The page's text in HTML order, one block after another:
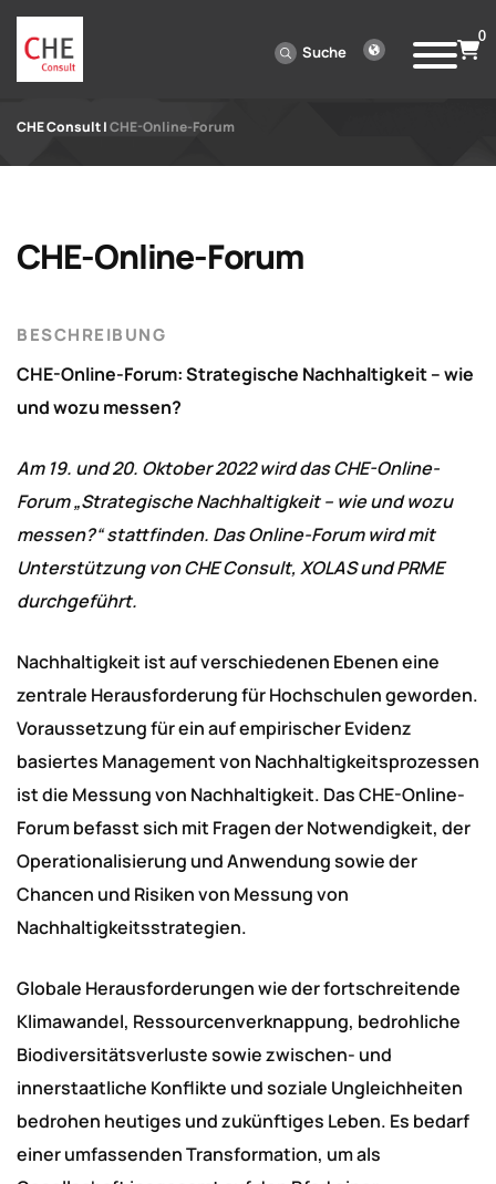
Suche
0
CHE Consult|CHE-Online-Forum
CHE-Online-Forum
BESCHREIBUNG
CHE-Online-Forum: Strategische Nachhaltigkeit – wie
und wozu messen?
Am 19. und 20. Oktober 2022 wird das CHE-Online-
Forum „Strategische Nachhaltigkeit – wie und wozu
messen?“ stattfinden. Das Online-Forum wird mit
Unterstützung von CHE Consult, XOLAS und PRME
durchgeführt.
Nachhaltigkeit ist auf verschiedenen Ebenen eine
zentrale Herausforderung für Hochschulen geworden.
Voraussetzung für ein auf empirischer Evidenz
basiertes Management von Nachhaltigkeitsprozessen
ist die Messung von Nachhaltigkeit. Das CHE-Online-
Forum befasst sich mit Fragen der Notwendigkeit, der
Operationalisierung und Anwendung sowie der
Chancen und Risiken von Messung von
Nachhaltigkeitsstrategien.
Globale Herausforderungen wie der fortschreitende
Klimawandel, Ressourcenverknappung, bedrohliche
Biodiversitätsverluste sowie zwischen- und
innerstaatliche Konflikte und soziale Ungleichheiten
bedrohen heutiges und zukünftiges Leben. Es bedarf
einer umfassenden Transformation, um als